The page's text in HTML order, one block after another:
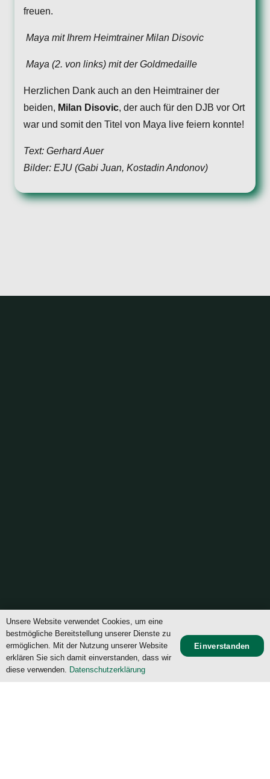
freuen.
Maya mit Ihrem Heimtrainer Milan Disovic
Maya (2. von links) mit der Goldmedaille
Herzlichen Dank auch an den Heimtrainer der
beiden, Milan Disovic, der auch für den DJB vor Ort
war und somit den Titel von Maya live feiern konnte!
Text: Gerhard Auer
Bilder: EJU (Gabi Juan, Kostadin Andonov)
TSV München-Großhadern von 1926 e.V.
Hell
Dunkel
Unsere Website verwendet Cookies, um eine
bestmögliche Bereitstellung unserer Dienste zu
ermöglichen. Mit der Nutzung unserer Website
erklären Sie sich damit einverstanden, dass wir
diese verwenden. Datenschutzerklärung
Einverstanden